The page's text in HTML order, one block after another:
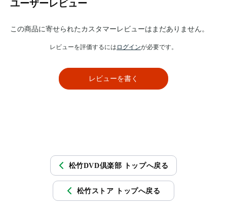
ユーザーレビュー
この商品に寄せられたカスタマーレビューはまだありません。
レビューを評価するには ログインが必要です。
レビューを書く
松竹DVD倶楽部 トップへ戻る
松竹ストア トップへ戻る